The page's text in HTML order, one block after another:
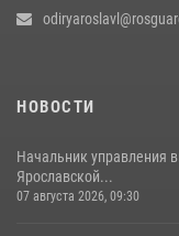
НОВОСТИ
Начальник управления
Ярославской...
07 августа 2026, 09:30